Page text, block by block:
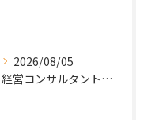
2026/08/05
経営コンサルタントのモーちゃん・毛利京申です。